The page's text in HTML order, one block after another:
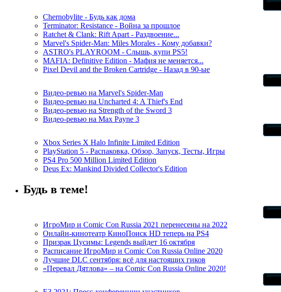
Chernobylite - Будь как дома
Terminator: Resistance - Война за прошлое
Ratchet & Clank: Rift Apart - Раздвоение...
Marvel's Spider-Man: Miles Morales - Кому добавки?
ASTRO's PLAYROOM - Слышь, купи PS5!
MAFIA: Definitive Edition - Мафия не меняется...
Pixel Devil and the Broken Cartridge - Назад в 90-ые
Видео-ревью на Marvel's Spider-Man
Видео-ревью на Uncharted 4: A Thief's End
Видео-ревью на Strength of the Sword 3
Видео-ревью на Max Payne 3
Xbox Series X Halo Infinite Limited Edition
PlayStation 5 - Распаковка, Обзор, Запуск, Тесты, Игры
PS4 Pro 500 Million Limited Edition
Deus Ex: Mankind Divided Collector's Edition
Будь в теме!
ИгроМир и Comic Con Russia 2021 перенесены на 2022
Онлайн-кинотеатр КиноПоиск HD теперь на PS4
Призрак Цусимы: Legends выйдет 16 октября
Расписание ИгроМир и Comic Con Russia Online 2020
Лучшие DLC сентября: всё для настоящих гиков
«Перевал Дятлова» – на Comic Con Russia Online 2020!